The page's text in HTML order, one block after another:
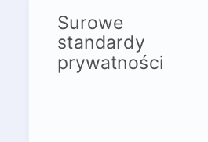
Surowe
standardy
prywatności